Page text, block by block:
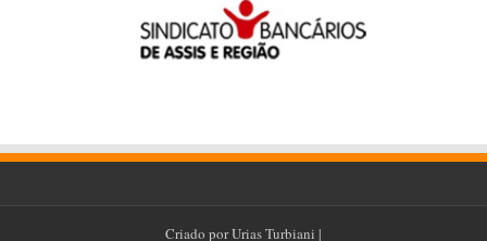
Criado porUrias Turbiani |